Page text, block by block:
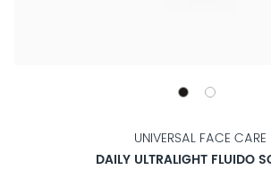
UNIVERSAL FACE CARE
DAILY ULTRALIGHT FLUIDO